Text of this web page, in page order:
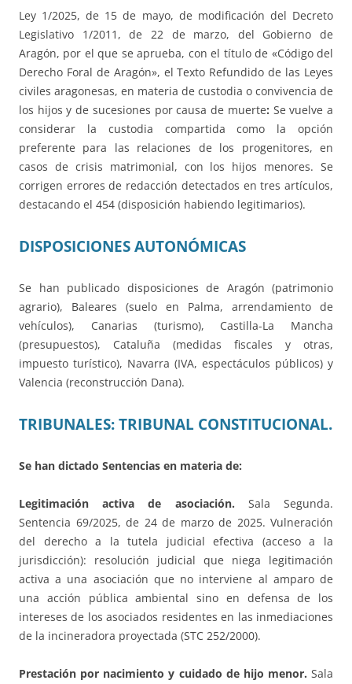
Ley 1/2025, de 15 de mayo, de modificación del Decreto
Legislativo 1/2011, de 22 de marzo, del Gobierno de
Aragón, por el que se aprueba, con el título de «Código del
Derecho Foral de Aragón», el Texto Refundido de las Leyes
civiles aragonesas, en materia de custodia o convivencia de
los hijos y de sucesiones por causa de muerte: Se vuelve a
considerar la custodia compartida como la opción
preferente para las relaciones de los progenitores, en
casos de crisis matrimonial, con los hijos menores. Se
corrigen errores de redacción detectados en tres artículos,
destacando el 454 (disposición habiendo legitimarios).
DISPOSICIONES AUTONÓMICAS
Se han publicado disposiciones de Aragón (patrimonio
agrario), Baleares (suelo en Palma, arrendamiento de
vehículos), Canarias (turismo), Castilla-La Mancha
(presupuestos), Cataluña (medidas fiscales y otras,
impuesto turístico), Navarra (IVA, espectáculos públicos) y
Valencia (reconstrucción Dana).
TRIBUNALES: TRIBUNAL CONSTITUCIONAL.
Se han dictado Sentencias en materia de:
Legitimación activa de asociación. Sala Segunda.
Sentencia 69/2025, de 24 de marzo de 2025. Vulneración
del derecho a la tutela judicial efectiva (acceso a la
jurisdicción): resolución judicial que niega legitimación
activa a una asociación que no interviene al amparo de
una acción pública ambiental sino en defensa de los
intereses de los asociados residentes en las inmediaciones
de la incineradora proyectada (STC 252/2000).
Prestación por nacimiento y cuidado de hijo menor. Sala